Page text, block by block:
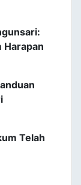
Harapan
Telah